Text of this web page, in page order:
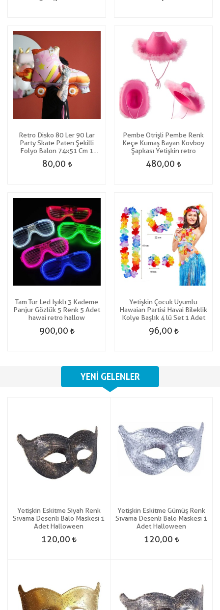
Retro Disko 80 Ler 90 Lar
Party Skate Paten Şekilli
Folyo Balon 74x51 Cm 1
80,00
Pembe Otrişli Pembe Renk
Keçe Kumaş Bayan Kovboy
Şapkası Yetişkin retro
480,00
Tam Tur Led Işıklı 3 Kademe
Panjur Gözlük 5 Renk 5 Adet
hawai retro hallow
900,00
Yetişkin Çocuk Uyumlu
Hawaian Partisi Havai Bileklik
Kolye Başlık 4 lü Set 1 Adet
96,00
YENI GELENLER
Yetişkin Eskitme Siyah Renk
Sıvama Desenli Balo Maskesi 1
Adet Halloween
120,00
Yetişkin Eskitme Gümüş Renk
Sıvama Desenli Balo Maskesi 1
Adet Halloween
120,00